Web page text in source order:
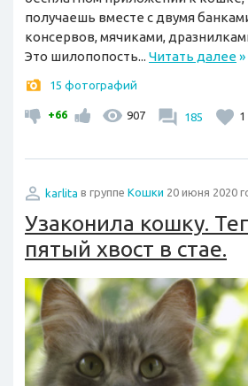
получаешь вместе с двумя
консервов, мячиками,
Это шилопопость... Читать далее»
15 фотографий
+66 907 185 1
karlita в группе Кошки 20 июня 2020
Узаконила кошку.
пятый хвост в стае.